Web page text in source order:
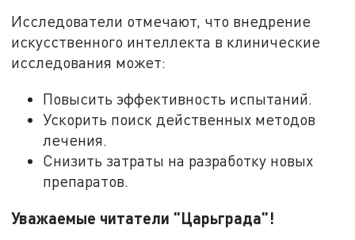
Исследователи отмечают, что внедрение
искусственного интеллекта в клинические
исследования может:
Повысить эффективность испытаний.
Ускорить поиск действенных методов
лечения.
Снизить затраты на разработку новых
препаратов.
Уважаемые читатели "Царьграда"!